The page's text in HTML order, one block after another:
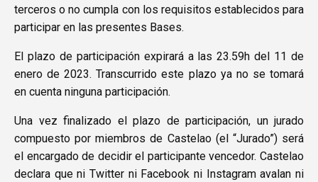
terceros o no cumpla con los requisitos establecidos para
participar en las presentes Bases.
El plazo de participación expirará a las 23.59h del 11 de
enero de 2023. Transcurrido este plazo ya no se tomará
en cuenta ninguna participación.
Una vez finalizado el plazo de participación, un jurado
compuesto por miembros de Castelao (el “Jurado”) será
el encargado de decidir el participante vencedor. Castelao
declara que ni Twitter ni Facebook ni Instagram avalan ni